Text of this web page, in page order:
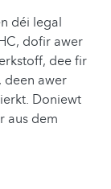
déi legal
dofir awer
dee fir
deen awer
Doniewt
aus dem